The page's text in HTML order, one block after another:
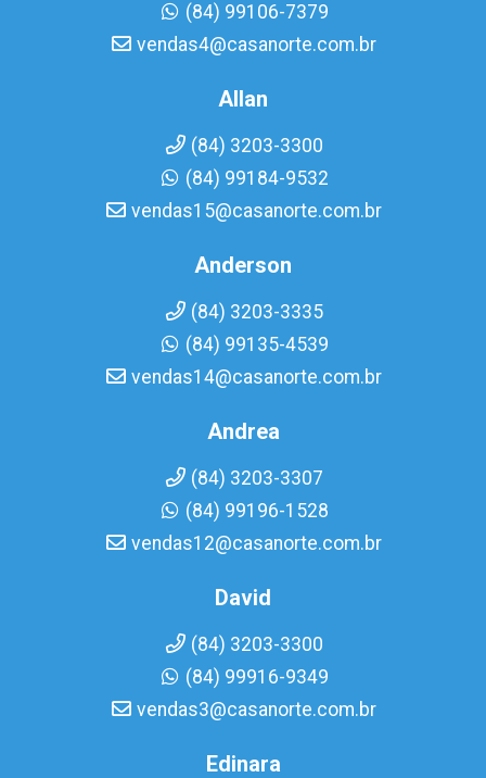
(84) 99106-7379
vendas4@casanorte.com.br
Allan
(84) 3203-3300
(84) 99184-9532
vendas15@casanorte.com.br
Anderson
(84) 3203-3335
(84) 99135-4539
vendas14@casanorte.com.br
Andrea
(84) 3203-3307
(84) 99196-1528
vendas12@casanorte.com.br
David
(84) 3203-3300
(84) 99916-9349
vendas3@casanorte.com.br
Edinara